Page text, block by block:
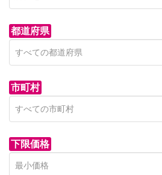
都道府県
市町村
下限価格